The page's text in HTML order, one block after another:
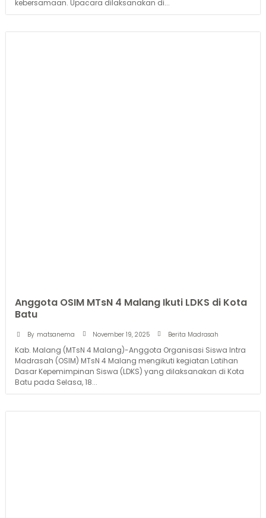
kebersamaan. Upacara dilaksanakan di...
Anggota OSIM MTsN 4 Malang Ikuti LDKS di Kota
Batu
By matsanema November 19, 2025 Berita Madrasah
Kab. Malang (MTsN 4 Malang)-Anggota Organisasi Siswa Intra
Madrasah (OSIM) MTsN 4 Malang mengikuti kegiatan Latihan
Dasar Kepemimpinan Siswa (LDKS) yang dilaksanakan di Kota
Batu pada Selasa, 18...